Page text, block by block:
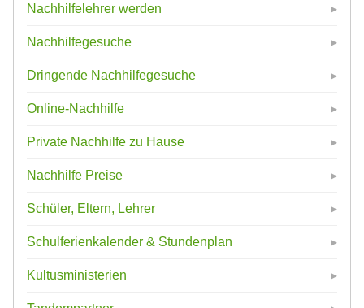
Nachhilfelehrer werden
Nachhilfegesuche
Dringende Nachhilfegesuche
Online-Nachhilfe
Private Nachhilfe zu Hause
Nachhilfe Preise
Schüler, Eltern, Lehrer
Schulferienkalender & Stundenplan
Kultusministerien